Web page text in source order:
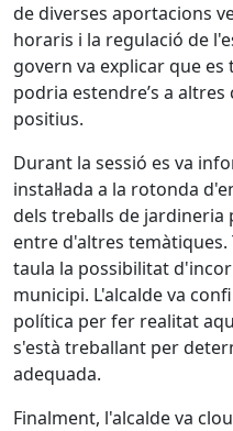
de diverses aportacions
horaris i la regulació de
govern va explicar que
podria estendre’s a
positius.
Durant la sessió es va
instal·lada a la rotonda
dels treballs de jardineria
entre d'altres temàtiques.
taula la possibilitat
municipi. L'alcalde va
política per fer realitat
s'està treballant per
adequada.
Finalment, l'alcalde va